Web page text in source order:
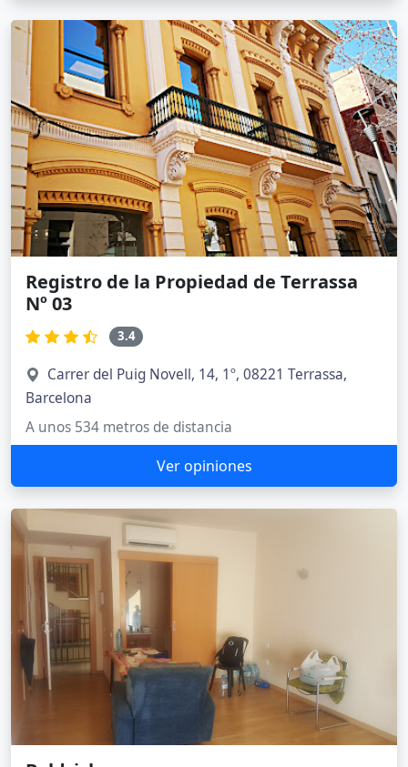
Registro de la Propiedad de Terrassa
Nº 03
3.4
Carrer del Puig Novell, 14, 1º, 08221 Terrassa,
Barcelona
A unos 534 metros de distancia
Ver opiniones